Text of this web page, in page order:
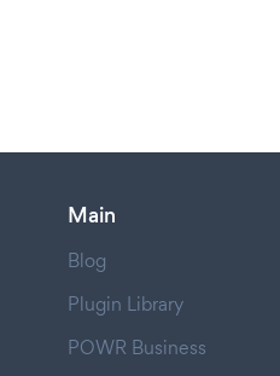
Main
Blog
Plugin Library
POWR Business